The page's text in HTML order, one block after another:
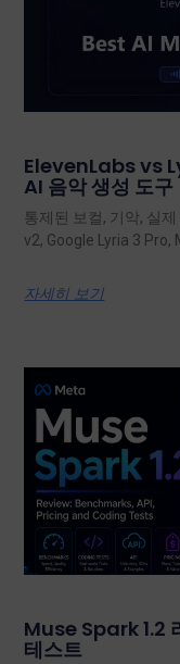
ElevenLabs vs
AI 음악 생성 도구
통제된 보컬, 기악, 실
v2, Google Lyria 3
자세히 보기
Muse Spark 1.2
테스트